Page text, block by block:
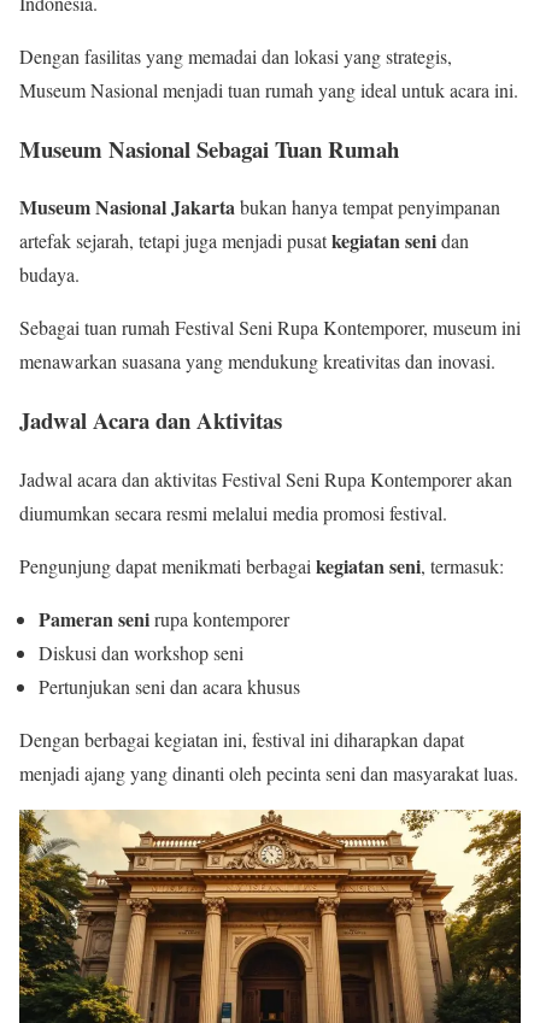
Dengan fasilitas yang memadai dan lokasi yang strategis,
Museum Nasional menjadi tuan rumah yang ideal untuk acara ini.
Museum Nasional Sebagai Tuan Rumah
Museum Nasional Jakartabukan hanya tempat penyimpanan
artefak sejarah, tetapi juga menjadi pusatkegiatan senidan
budaya.
Sebagai tuan rumah Festival Seni Rupa Kontemporer, museum ini
menawarkan suasana yang mendukung kreativitas dan inovasi.
Jadwal Acara dan Aktivitas
Jadwal acara dan aktivitas Festival Seni Rupa Kontemporer akan
diumumkan secara resmi melalui media promosi festival.
Pengunjung dapat menikmati berbagai kegiatan seni, termasuk:
Pameran senirupa kontemporer
Diskusi dan workshop seni
Pertunjukan seni dan acara khusus
Dengan berbagai kegiatan ini, festival ini diharapkan dapat
menjadi ajang yang dinanti oleh pecinta seni dan masyarakat luas.